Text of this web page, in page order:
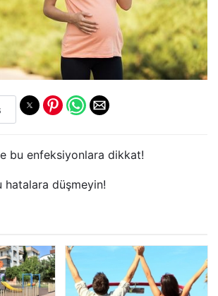
bu enfeksiyonlara dikkat!
hatalara düşmeyin!